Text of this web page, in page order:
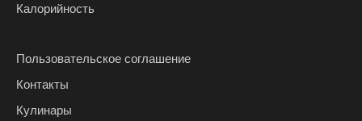
Калорийность
Пользовательское соглашение
Контакты
Кулинары